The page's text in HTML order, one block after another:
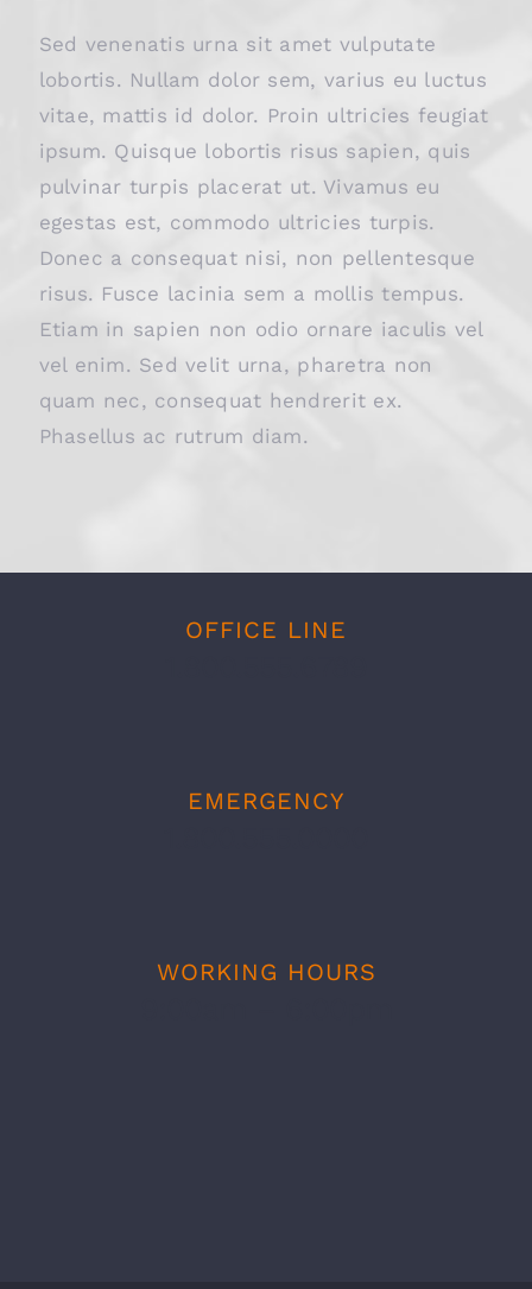
Sed venenatis urna sit amet vulputate
lobortis. Nullam dolor sem, varius eu luctus
vitae, mattis id dolor. Proin ultricies feugiat
ipsum. Quisque lobortis risus sapien, quis
pulvinar turpis placerat ut. Vivamus eu
egestas est, commodo ultricies turpis.
Donec a consequat nisi, non pellentesque
risus. Fusce lacinia sem a mollis tempus.
Etiam in sapien non odio ornare iaculis vel
vel enim. Sed velit urna, pharetra non
quam nec, consequat hendrerit ex.
Phasellus ac rutrum diam.
OFFICE LINE
EMERGENCY
WORKING HOURS